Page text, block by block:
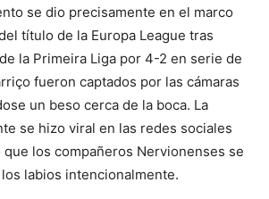
se dio precisamente en el marco
título de la Europa League tras
la Primeira Liga por 4-2 en serie de
fueron captados por las cámaras
un beso cerca de la boca. La
se hizo viral en las redes sociales
los compañeros Nervionenses se
labios intencionalmente.